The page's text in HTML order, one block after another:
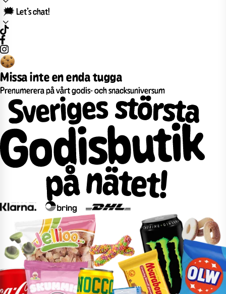
🗯️ Let’s chat!
Missa inte en enda tugga
Prenumerera på vårt godis- och snacksuniversum